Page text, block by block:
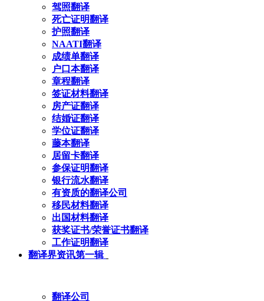
驾照翻译
死亡证明翻译
护照翻译
NAATI翻译
成绩单翻译
户口本翻译
章程翻译
签证材料翻译
房产证翻译
结婚证翻译
学位证翻译
藤本翻译
居留卡翻译
参保证明翻译
银行流水翻译
有资质的翻译公司
移民材料翻译
出国材料翻译
获奖证书/荣誉证书翻译
工作证明翻译
翻译界资讯第一辑
翻译公司